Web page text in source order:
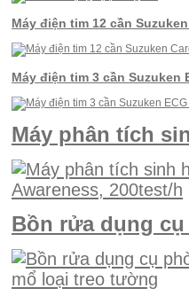
Máy điện tim 12 cần
Máy điện tim 3 cần Suzuken
Máy phân tích
Bồn rửa dụng